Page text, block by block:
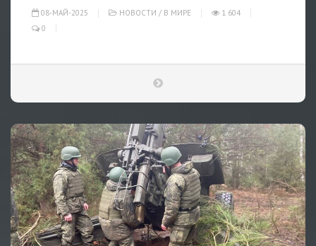
08-МАЙ-2025 НОВОСТИ / В МИРЕ
1 604
0